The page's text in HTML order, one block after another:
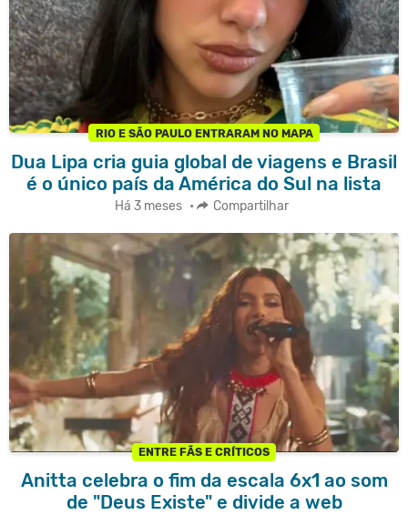
RIO E SÃO PAULO ENTRARAM NO MAPA
Dua Lipa cria guia global de viagens e Brasil
é o único país da América do Sul na lista
Há 3 meses • Compartilhar
ENTRE FÃS E CRÍTICOS
Anitta celebra o fim da escala 6x1 ao som
de "Deus Existe" e divide a web